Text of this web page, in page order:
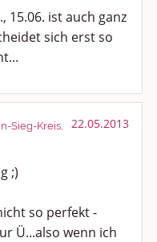
15.06. ist auch ganz
sich erst so
Sieg-Kreis,
22.05.2013
;)
so perfekt -
Ü...also wenn ich